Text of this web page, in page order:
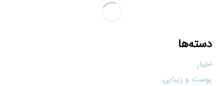
دسته‌ها
اخبار
پوست و زیبایی